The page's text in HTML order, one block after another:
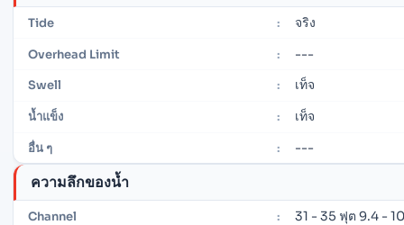
Tide : จริง
Overhead Limit : ---
Swell : เท็จ
น้ำแข็ง : เท็จ
อื่น ๆ : ---
ความลึกของน้ำ
Channel : 31 - 35 ฟุต 9.4 -